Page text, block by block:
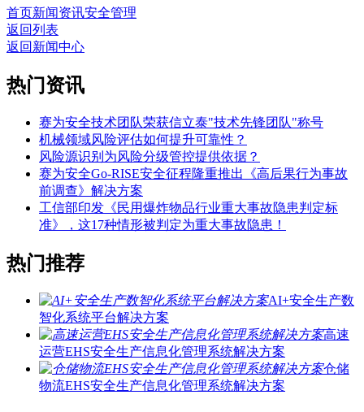
首页新闻资讯安全管理
返回列表
返回新闻中心
热门资讯
赛为安全技术团队荣获信立泰"技术先锋团队"称号
机械领域风险评估如何提升可靠性？
风险源识别为风险分级管控提供依据？
赛为安全Go-RISE安全征程隆重推出《高后果行为事故
前调查》解决方案
工信部印发《民用爆炸物品行业重大事故隐患判定标
准》，这17种情形被判定为重大事故隐患！
热门推荐
AI+安全生产数
智化系统平台解决方案
高速
运营EHS安全生产信息化管理系统解决方案
仓储
物流EHS安全生产信息化管理系统解决方案